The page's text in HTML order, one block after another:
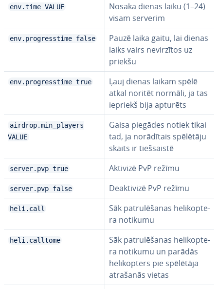
env.time VALUE
Nosaka dienas laiku (1–24)
visam serverim
env.progresstime false
Pauzē laika gaitu, lai dienas
laiks vairs ne­vir­zī­tos uz
priekšu
env.progresstime true
Ļauj dienas laikam spēlē
atkal noritēt normāli, ja tas
iepriekš bija apturēts
airdrop.min_players
VALUE
Gaisa piegādes notiek tikai
tad, ja no­rā­dī­tais spēlētāju
skaits ir tiešsais­tē
server.pvp true Aktivizē PvP režīmu
server.pvp false Deak­ti­vi­zē PvP režīmu
heli.call
Sāk pa­tru­lē­ša­nas he­li­kop­te­
ra notikumu
heli.calltome
Sāk pa­tru­lē­ša­nas he­li­kop­te­
ra notikumu un parādās
he­li­kop­ters pie spēlētāja
atrašanās vietas